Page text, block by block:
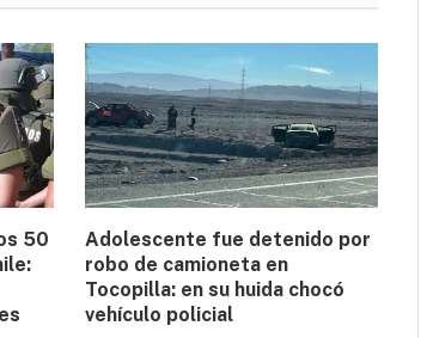
50
Adolescente fue detenido por
robo de camioneta en
Tocopilla: en su huida chocó
vehículo policial